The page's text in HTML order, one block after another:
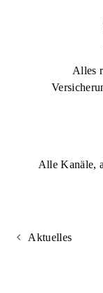
Alles
Alle Kanäle,
Aktuelles